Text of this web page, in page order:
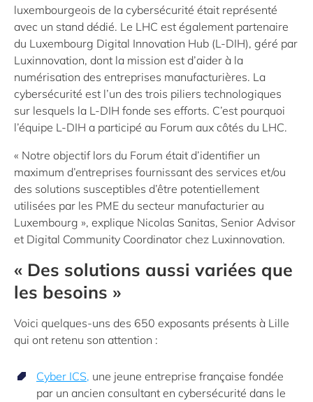
luxembourgeois de la cybersécurité était représenté
avec un stand dédié. Le LHC est également partenaire
du Luxembourg Digital Innovation Hub (L-DIH), géré par
Luxinnovation, dont la mission est d’aider à la
numérisation des entreprises manufacturières. La
cybersécurité est l’un des trois piliers technologiques
sur lesquels la L-DIH fonde ses efforts. C’est pourquoi
l’équipe L-DIH a participé au Forum aux côtés du LHC.
« Notre objectif lors du Forum était d’identifier un
maximum d’entreprises fournissant des services et/ou
des solutions susceptibles d’être potentiellement
utilisées par les PME du secteur manufacturier au
Luxembourg », explique Nicolas Sanitas, Senior Advisor
et Digital Community Coordinator chez Luxinnovation.
« Des solutions aussi variées que
les besoins »
Voici quelques-uns des 650 exposants présents à Lille
qui ont retenu son attention :
Cyber ICS, une jeune entreprise française fondée
par un ancien consultant en cybersécurité dans le